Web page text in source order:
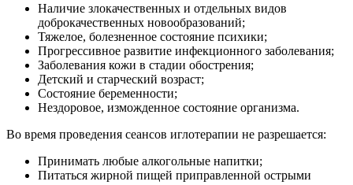
Наличие злокачественных и отдельных видов
доброкачественных новообразований;
Тяжелое, болезненное состояние психики;
Прогрессивное развитие инфекционного заболевания;
Заболевания кожи в стадии обострения;
Детский и старческий возраст;
Состояние беременности;
Нездоровое, изможденное состояние организма.
Во время проведения сеансов иглотерапии не разрешается:
Принимать любые алкогольные напитки;
Питаться жирной пищей приправленной острыми